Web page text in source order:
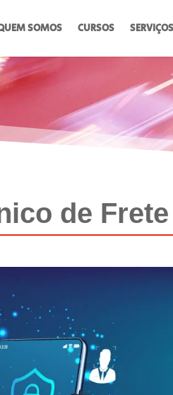
SOMOS CURSOS SERVIÇOS
de Frete